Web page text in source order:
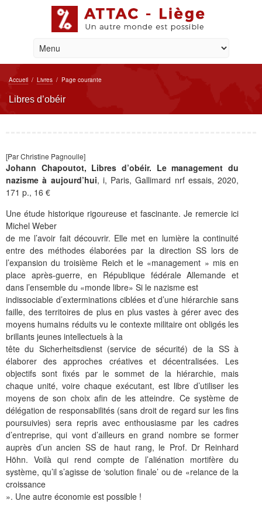
Accueil / Livres / Page courante
Libres d’obéir
[Par Christine Pagnoulle]
Johann Chapoutot, Libres d’obéir. Le management du
nazisme à aujourd’hui, i, Paris, Gallimard nrf essais, 2020,
171 p., 16 €
Une étude historique rigoureuse et fascinante. Je remercie ici
Michel Weber
de me l’avoir fait découvrir. Elle met en lumière la continuité
entre des méthodes élaborées par la direction SS lors de
l’expansion du troisième Reich et le «management » mis en
place après-guerre, en République fédérale Allemande et
dans l’ensemble du «monde libre» Si le nazisme est
indissociable d’exterminations ciblées et d’une hiérarchie sans
faille, des territoires de plus en plus vastes à gérer avec des
moyens humains réduits vu le contexte militaire ont obligés les
brillants jeunes intellectuels à la
tête du Sicherheitsdienst (service de sécurité) de la SS à
élaborer des approches créatives et décentralisées. Les
objectifs sont fixés par le sommet de la hiérarchie, mais
chaque unité, voire chaque exécutant, est libre d’utiliser les
moyens de son choix afin de les atteindre. Ce système de
délégation de responsabilités (sans droit de regard sur les fins
poursuivies) sera repris avec enthousiasme par les cadres
d’entreprise, qui vont d’ailleurs en grand nombre se former
auprès d’un ancien SS de haut rang, le Prof. Dr Reinhard
Höhn. Voilà qui rend compte de l’aliénation mortifère du
système, qu’il s’agisse de ‘solution finale’ ou de «relance de la
croissance
». Une autre économie est possible !